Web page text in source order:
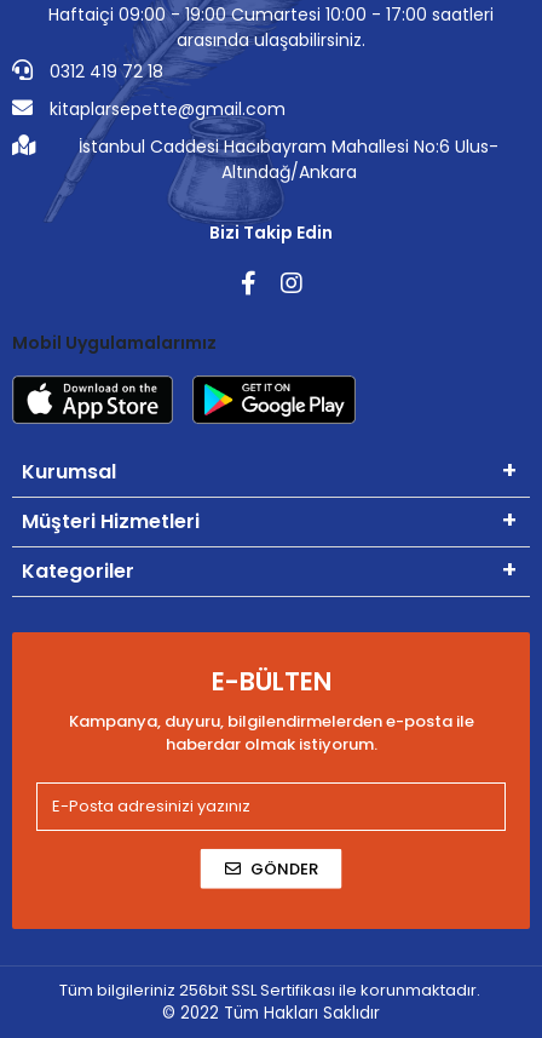
Haftaiçi 09:00 - 19:00 Cumartesi 10:00 - 17:00 saatleri
arasında ulaşabilirsiniz.
0312 419 72 18
kitaplarsepette@gmail.com
İstanbul Caddesi Hacıbayram Mahallesi No:6 Ulus-
Altındağ/Ankara
Bizi Takip Edin
Mobil Uygulamalarımız
Kurumsal
Müşteri Hizmetleri
Kategoriler
E-BÜLTEN
Kampanya, duyuru, bilgilendirmelerden e-posta ile
haberdar olmak istiyorum.
GÖNDER
Tüm bilgileriniz 256bit SSL Sertifikası ile korunmaktadır.
© 2022 Tüm Hakları Saklıdır